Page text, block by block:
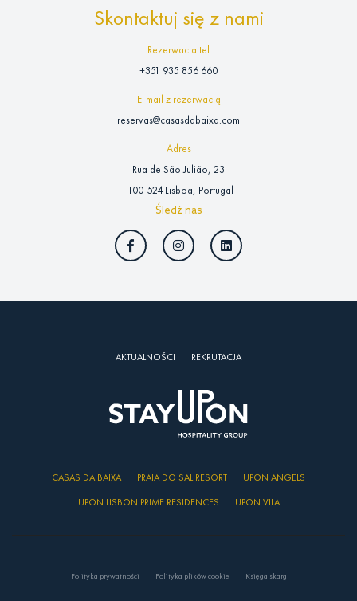
Skontaktuj się z nami
Rezerwacja tel
+351 935 856 660
E-mail z rezerwacją
reservas@casasdabaixa.com
Adres
Rua de São Julião, 23
1100-524 Lisboa, Portugal
Śledź nas
AKTUALNOŚCI REKRUTACJA
CASAS DA BAIXA PRAIA DO SAL RESORT
UPON ANGELS
UPON LISBON PRIME RESIDENCES
UPON VILA
Polityka prywatności Polityka plików cookie Księga skarg